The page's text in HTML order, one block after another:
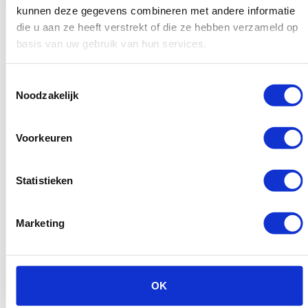
kunnen deze gegevens combineren met andere informatie
die u aan ze heeft verstrekt of die ze hebben verzameld op
basis van uw gebruik van hun services.
Noodzakelijk
Voorkeuren
Statistieken
Marketing
OK
Bekijk
product